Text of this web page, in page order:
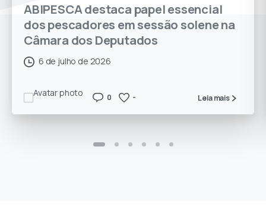
ABIPESCA destaca papel essencial
dos pescadores em sessão solene na
Câmara dos Deputados
6 de julho de 2026
0 - Leia mais